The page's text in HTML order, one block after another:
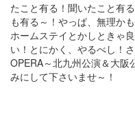
たこと有る！聞いたこと有
も有る～！やっぱ、無理か
ホームステイとかしときゃ
い！とにかく、やるべし！
OPERA～北九州公演＆大阪
みにして下さいませ～！